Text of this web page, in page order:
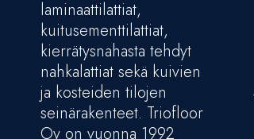
laminaattilattiat,
kuitusementtilattiat,
kierrätysnahasta tehdyt
nahkalattiat sekä kuivien
ja kosteiden tilojen
seinärakenteet. Triofloor
Oy on vuonna 1992